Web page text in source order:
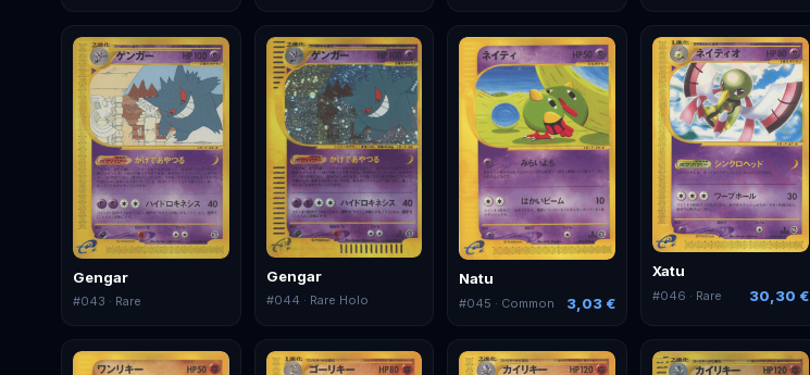
Gengar
#043 · Rare
Gengar
#044 · Rare Holo
Natu
#045 · Common 3,03 €
Xatu
#046 · Rare 30,30 €